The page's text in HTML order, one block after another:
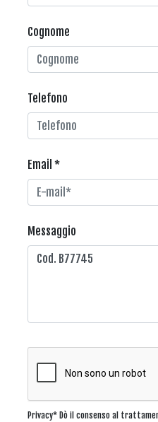
Cognome
Telefono
Email *
Messaggio
Privacy* Dò il consenso al